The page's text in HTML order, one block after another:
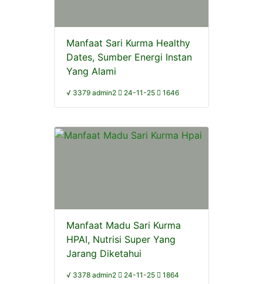
Manfaat Sari Kurma Healthy
Dates, Sumber Energi Instan
Yang Alami
√ 3379 admin2 24-11-25 1646
Manfaat Madu Sari Kurma
HPAI, Nutrisi Super Yang
Jarang Diketahui
√ 3378 admin2 24-11-25 1864